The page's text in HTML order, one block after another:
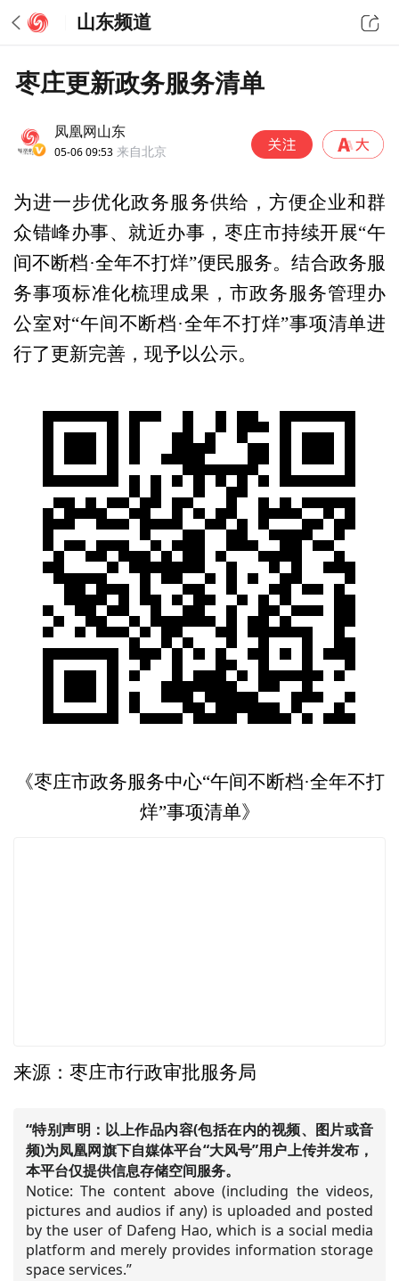
山东频道
枣庄更新政务服务清单
凤凰网山东
05-06 09:53 来自北京
为进一步优化政务服务供给，方便企业和群
众错峰办事、就近办事，枣庄市持续开展“午
间不断档·全年不打烊”便民服务。结合政务服
务事项标准化梳理成果，市政务服务管理办
公室对“午间不断档·全年不打烊”事项清单进
行了更新完善，现予以公示。
《枣庄市政务服务中心“午间不断档·全年不打
烊”事项清单》
来源：枣庄市行政审批服务局
“特别声明：以上作品内容(包括在内的视频、图片或音
频)为凤凰网旗下自媒体平台“大风号”用户上传并发布，
本平台仅提供信息存储空间服务。
Notice: The content above (including the videos,
pictures and audios if any) is uploaded and posted
by the user of Dafeng Hao, which is a social media
platform and merely provides information storage
space services.”